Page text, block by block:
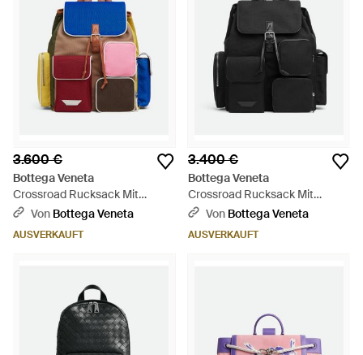
3.600 €
Bottega Veneta
Crossroad Rucksack Mit
Taschen - Blau
Von Bottega Veneta
AUSVERKAUFT
3.400 €
Bottega Veneta
Crossroad Rucksack Mit
Taschen - Schwarz
Von Bottega Veneta
AUSVERKAUFT